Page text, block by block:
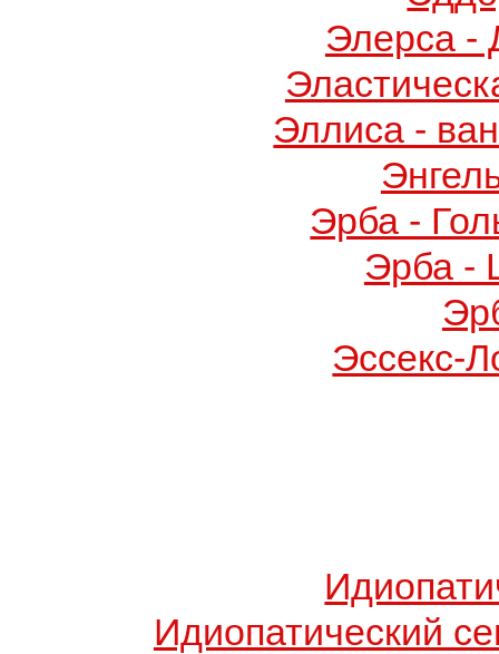
Элерса -
Эллиса -
Эрба -
Эрба -
Эссекс-
Идиопатический